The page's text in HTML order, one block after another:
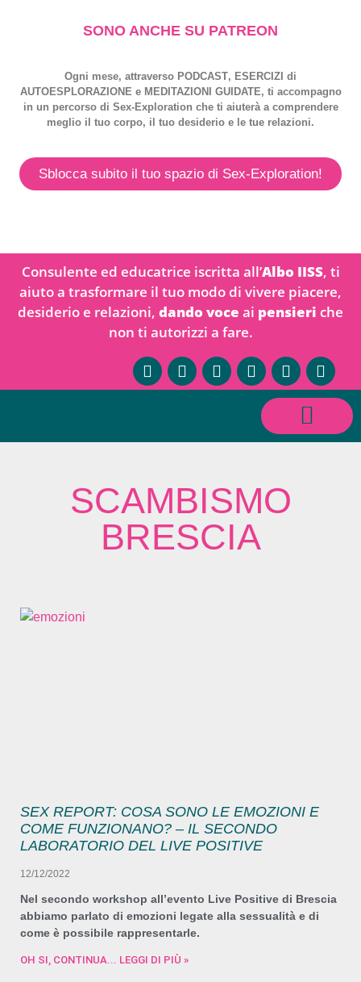
SONO ANCHE SU PATREON
Ogni mese, attraverso PODCAST, ESERCIZI di
AUTOESPLORAZIONE e MEDITAZIONI GUIDATE, ti accompagno
in un percorso di Sex-Exploration che ti aiuterà a comprendere
meglio il tuo corpo, il tuo desiderio e le tue relazioni.
Sblocca subito il tuo spazio di Sex-Exploration!
Consulente ed educatrice iscritta all’Albo IISS, ti
aiuto a trasformare il tuo modo di vivere piacere,
desiderio e relazioni, dando voce ai pensieri che
non ti autorizzi a fare.
SCAMBISMO
BRESCIA
SEX REPORT: COSA SONO LE EMOZIONI E
COME FUNZIONANO? – IL SECONDO
LABORATORIO DEL LIVE POSITIVE
12/12/2022
Nel secondo workshop all’evento Live Positive di Brescia
abbiamo parlato di emozioni legate alla sessualità e di
come è possibile rappresentarle.
OH SI, CONTINUA... LEGGI DI PIÙ »